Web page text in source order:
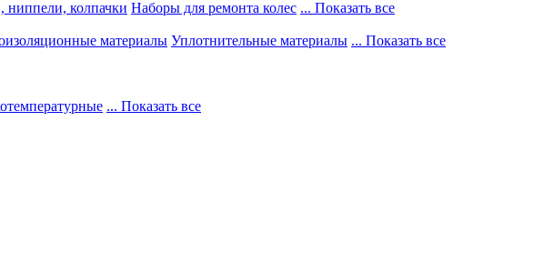
ниппели, колпачки Наборы для ремонта колес ... Показать все
материалы Уплотнительные материалы ... Показать все
... Показать все